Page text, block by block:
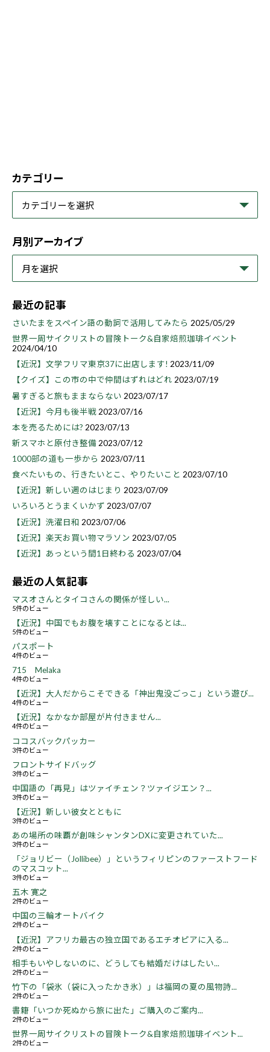
カテゴリー
月別アーカイブ
最近の記事
さいたまをスペイン語の動詞で活用してみたら 2025/05/29
世界一周サイクリストの冒険トーク&自家焙煎珈琲イベント
2024/04/10
【近況】文学フリマ東京37に出店します! 2023/11/09
【クイズ】この市の中で仲間はずれはどれ 2023/07/19
暑すぎると旅もままならない 2023/07/17
【近況】今月も後半戦 2023/07/16
本を売るためには? 2023/07/13
新スマホと原付き整備 2023/07/12
1000部の道も一歩から 2023/07/11
食べたいもの、行きたいとこ、やりたいこと 2023/07/10
【近況】新しい週のはじまり 2023/07/09
いろいろとうまくいかず 2023/07/07
【近況】洗濯日和 2023/07/06
【近況】楽天お買い物マラソン 2023/07/05
【近況】あっという間1日終わる 2023/07/04
最近の人気記事
マスオさんとタイコさんの関係が怪しい...
5件のビュー
【近況】中国でもお腹を壊すことになるとは...
5件のビュー
パスポート
4件のビュー
715 Melaka
4件のビュー
【近況】大人だからこそできる「神出鬼没ごっこ」という遊び...
4件のビュー
【近況】なかなか部屋が片付きません...
4件のビュー
ココスバックパッカー
3件のビュー
フロントサイドバッグ
3件のビュー
中国語の「再見」はツァイチェン？ツァイジエン？...
3件のビュー
【近況】新しい彼女とともに
3件のビュー
あの場所の味覇が創味シャンタンDXに変更されていた...
3件のビュー
「ジョリビー（Jollibee）」というフィリピンのファーストフード
のマスコット...
3件のビュー
五木 寛之
2件のビュー
中国の三輪オートバイク
2件のビュー
【近況】アフリカ最古の独立国であるエチオピアに入る...
2件のビュー
相手もいやしないのに、どうしても結婚だけはしたい...
2件のビュー
竹下の「袋氷（袋に入ったかき氷）」は福岡の夏の風物詩...
2件のビュー
書籍「いつか死ぬから旅に出た」ご購入のご案内...
2件のビュー
世界一周サイクリストの冒険トーク&自家焙煎珈琲イベント...
2件のビュー